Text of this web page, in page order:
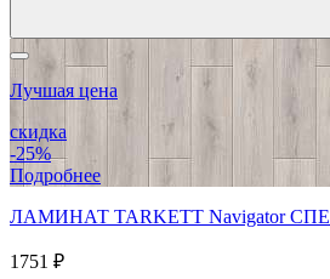
Лучшая цена
скидка
-25%
Подробнее
ЛАМИНАТ TARKETT Navigator
1751 ₽